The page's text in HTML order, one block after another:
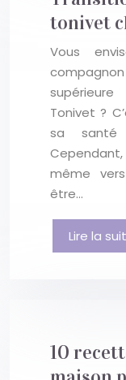
tonivet
Vous
Tonivet ?
sa santé
même
être…
Lire la
10